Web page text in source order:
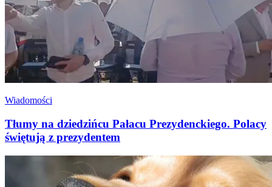
Wiadomości
Tłumy na dziedzińcu Pałacu Prezydenckiego. Polacy
świętują z prezydentem